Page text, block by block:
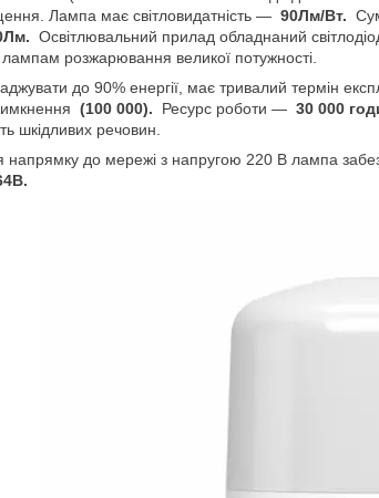
Лампа має світловидатність — 90Лм/Вт.
Освітлювальний прилад обладнаний
розжарювання великої потужності.
до 90% енергії, має тривалий термін
(100 000). Ресурс роботи — 30 000
шкідливих речовин.
напрямку до мережі з напругою 220 В лампа